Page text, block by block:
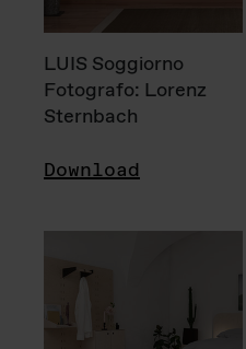
LUIS Soggiorno
Fotografo: Lorenz
Sternbach
Download